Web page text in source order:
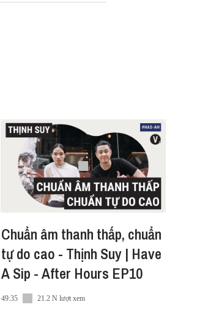
ngay trên
Messenger-
vn - EN:
Chuẩn âm thanh thấp, chuẩn
tự do cao - Thịnh Suy | Have
A Sip - After Hours EP10
49:35 21.2 N lượt xem